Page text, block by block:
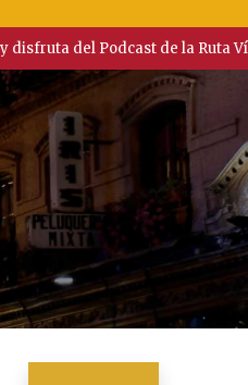
disfruta del Podcast de la Ruta